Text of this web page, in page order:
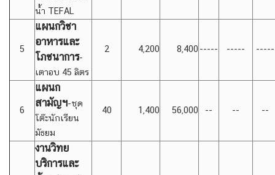
น้ำ TEFAL
5
แผนกวิชา
อาหารและ
โภชนาการ-
เตาอบ 45 ลิตร
2 4,200 8,400----- ----- -----
6
แผนก
สามัญฯ-ชุด
โต๊ะนักเรียน
มัธยม
40 1,400 56,000 -- -- --
งานวิทย
บริการและ